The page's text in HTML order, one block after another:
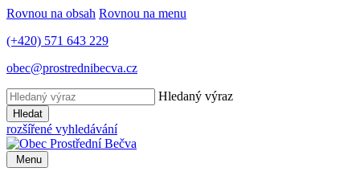
Rovnou na obsah Rovnou na menu
(+420) 571 643 229
obec@prostrednibecva.cz
Hledaný výraz
Hledat
rozšířené vyhledávání
Menu